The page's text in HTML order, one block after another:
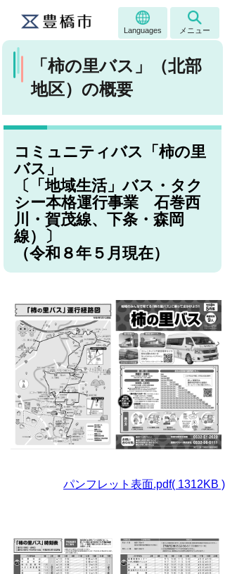
Languages メニュー
「柿の里バス」（北部
地区）の概要
コミュニティバス「柿の里
バス」
〔「地域生活」バス・タク
シー本格運行事業 石巻西
川・賀茂線、下条・森岡
線）〕
（令和８年５月現在）
パンフレット表面.pdf( 1312KB )